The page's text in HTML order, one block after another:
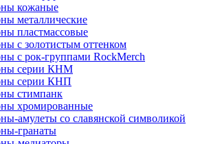
кожаные
металлические
пластмассовые
с золотистым оттенком
с рок-группами RockMerch
серии КНМ
серии КНП
стимпанк
хромированные
амулеты со славянской символикой
гранаты